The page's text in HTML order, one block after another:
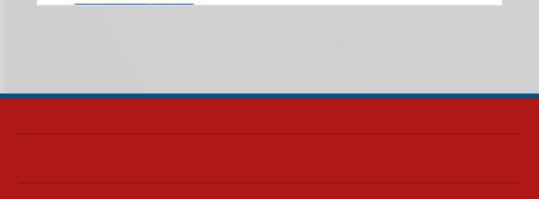
Universidade Mackenzie
das novas tecnologias em